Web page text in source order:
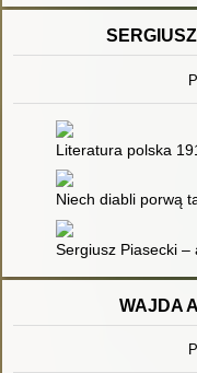
Literatura polska
Niech diabli porwą
Sergiusz Piasecki –
WAJDA